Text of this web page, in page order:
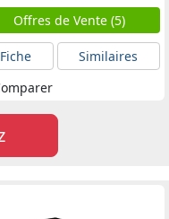
Offres de Vente (5)
Fiche
Similaires